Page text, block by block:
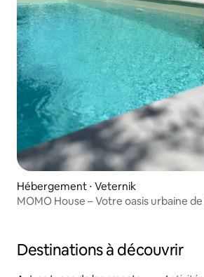
Hébergement ⋅ Veternik
MOMO House – Votre oasis urbaine
Destinations à découvrir